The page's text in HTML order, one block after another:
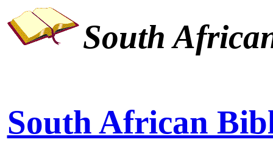
South
South African